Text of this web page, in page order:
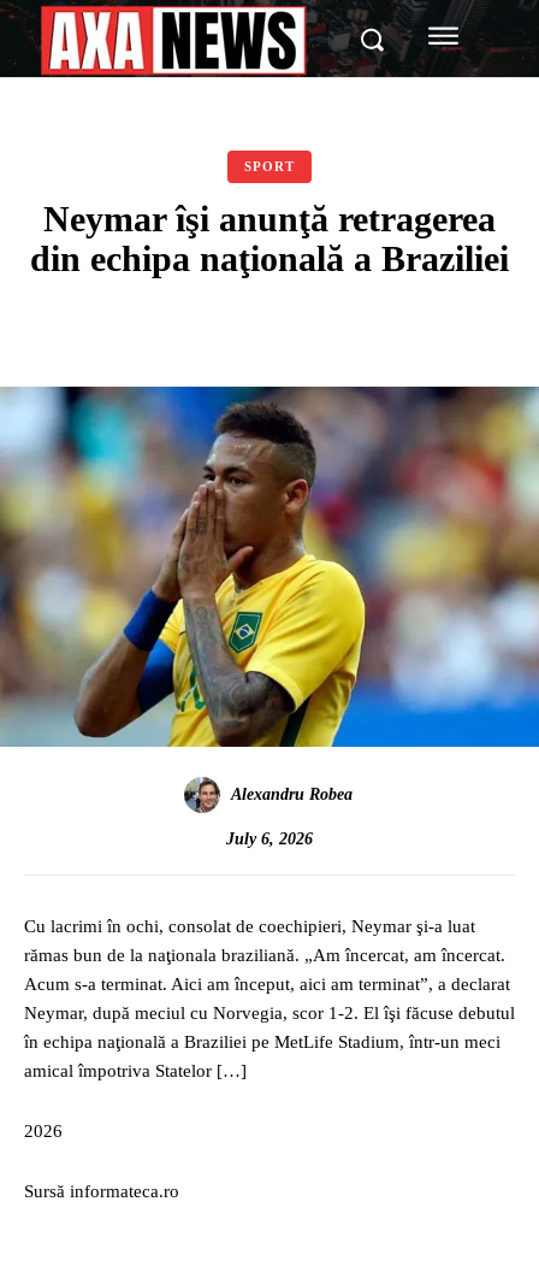
SPORT
Neymar îşi anunţă retragerea
din echipa naţională a Braziliei
Alexandru Robea
July 6, 2026
Cu lacrimi în ochi, consolat de coechipieri, Neymar şi-a luat
rămas bun de la naţionala braziliană. „Am încercat, am încercat.
Acum s-a terminat. Aici am început, aici am terminat”, a declarat
Neymar, după meciul cu Norvegia, scor 1-2. El îşi făcuse debutul
în echipa naţională a Braziliei pe MetLife Stadium, într-un meci
amical împotriva Statelor […]
2026
Sursă informateca.ro